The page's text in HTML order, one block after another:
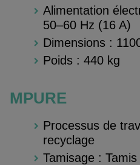
Alimentation
50–60 Hz (16 A)
Dimensions :
Poids : 440 kg
MPURE
Processus de
recyclage
Tamisage :